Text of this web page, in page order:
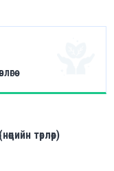
төрлөөр)